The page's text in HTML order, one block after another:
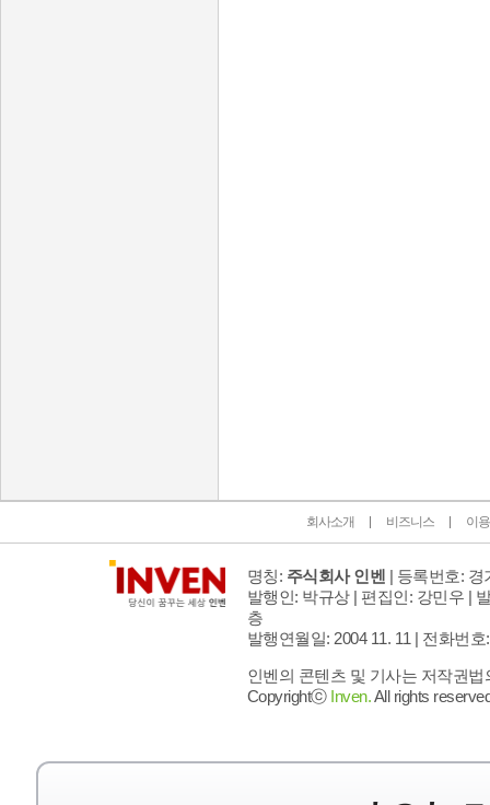
회사소개 비즈니스 이
명칭: 주식회사 인벤 | 등록번호: 경
발행인: 박규상 | 편집인: 강민우 |
층
발행연월일: 2004 11. 11 | 전화번호
인벤의 콘텐츠 및 기사는 저작권
Copyrightⓒ Inven.All rights